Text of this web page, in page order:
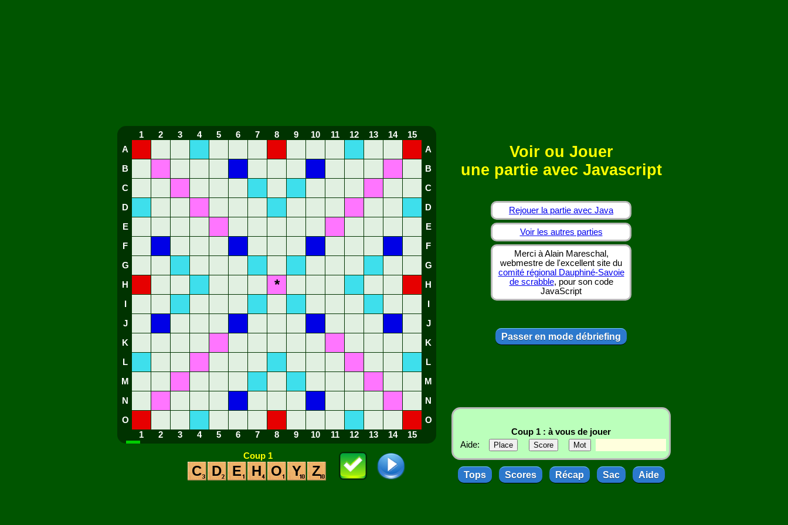
1 2 3 4 5 6 7 8 9 10 11 12 13 14
15
A
A
B B
C C
D D
E E
F F
G G
H * H
J J
K K
L L
M M
N N
O
O
1
2 3 4 5 6 7 8 9 10 11 12 13 14 15
Coup 1
C D E H O Y Z
Voir ou Jouer
une partie avec Javascript
Rejouer la partie avec Java
Voir les autres parties
Merci à Alain Mareschal,
webmestre de l'excellent site du
comité régional Dauphiné-Savoie
de scrabble, pour son code
JavaScript
Passer en mode débriefing
Coup 1 : à vous de jouer
Aide:
Tops Scores Récap Sac Aide